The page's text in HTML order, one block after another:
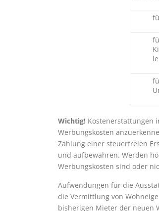
Wichtig! Kostenerstattungen
Werbungskosten
Zahlung einer steuerfreien
und aufbewahren. Werden
Werbungskosten sind oder
Aufwendungen für die
die Vermittlung von
bisherigen Mieter der neuen